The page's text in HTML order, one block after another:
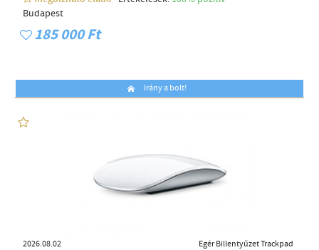
Budapest
185 000 Ft
Irány a bolt!
2026.08.02 Egér Billentyűzet Trackpad